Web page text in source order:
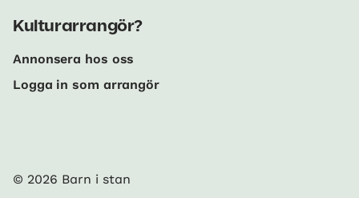
Kulturarrangör?
Annonsera hos oss
Logga in som arrangör
© 2026 Barn i stan